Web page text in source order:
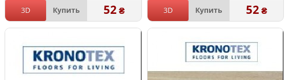
3D Купить 52 ₴ 3D Купить 52 ₴